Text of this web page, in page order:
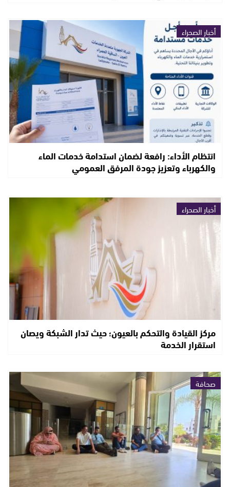
أخبار الصحراء
انتظام الأداء: رافعة لضمان استدامة خدمات الماء
والكهرباء وتعزيز جودة المرفق العمومي
أخبار الصحراء
مركز القيادة والتحكم بالعيون؛ حيث تدار الشبكة ويصان
استقرار الخدمة
صحافة